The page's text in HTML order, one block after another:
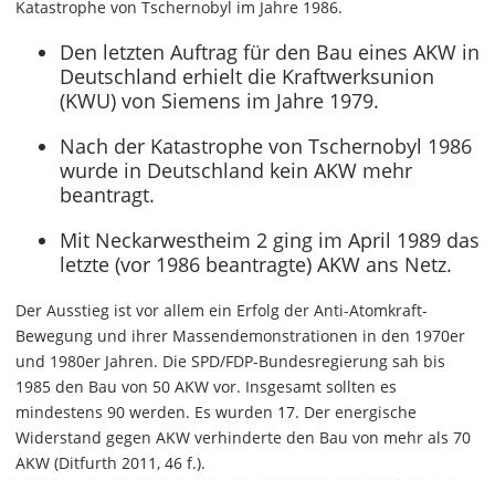
Katastrophe von Tschernobyl im Jahre 1986.
Den letzten Auftrag für den Bau eines AKW in
Deutschland erhielt die Kraftwerksunion
(KWU) von Siemens im Jahre 1979.
Nach der Katastrophe von Tschernobyl 1986
wurde in Deutschland kein AKW mehr
beantragt.
Mit Neckarwestheim 2 ging im April 1989 das
letzte (vor 1986 beantragte) AKW ans Netz.
Der Ausstieg ist vor allem ein Erfolg der Anti-Atomkraft-
Bewegung und ihrer Massendemonstrationen in den 1970er
und 1980er Jahren. Die SPD/FDP-Bundesregierung sah bis
1985 den Bau von 50 AKW vor. Insgesamt sollten es
mindestens 90 werden. Es wurden 17. Der energische
Widerstand gegen AKW verhinderte den Bau von mehr als 70
AKW (Ditfurth 2011, 46 f.).